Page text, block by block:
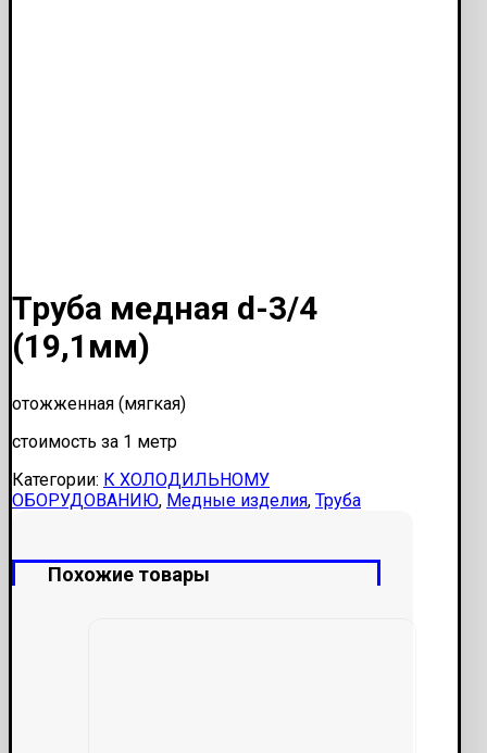
Труба медная d-3/4
(19,1мм)
отожженная (мягкая)
стоимость за 1 метр
Категории: К ХОЛОДИЛЬНОМУ
ОБОРУДОВАНИЮ, Медные изделия, Труба
Похожие товары